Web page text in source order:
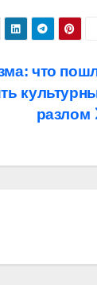
что
разлом